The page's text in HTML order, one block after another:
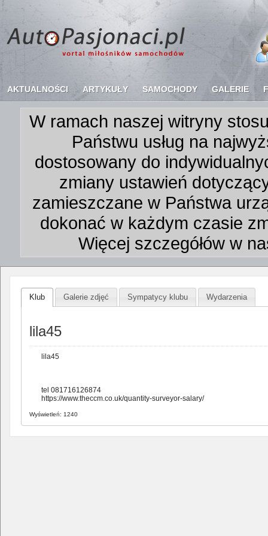
AKTUALNOŚCI ARTYKUŁY SAMOCHODY GALERIE
W ramach naszej witryny
Państwu usług na
dostosowany do
zmiany ustawień
zamieszczane w Państwa
dokonać w każdym czasie
Więcej szczegółów w
Klub Galerie zdjęć Sympatycy klubu Wydarzenia
lila45
lila45
tel 081716126874
https://www.theccm.co.uk/quantity-surveyor-salary/
Wyświetleń: 1240